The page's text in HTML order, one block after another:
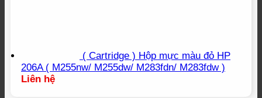
( Cartridge ) Hộp mực màu đỏ HP
206A ( M255nw/ M255dw/ M283fdn/ M283fdw )
Liên hệ